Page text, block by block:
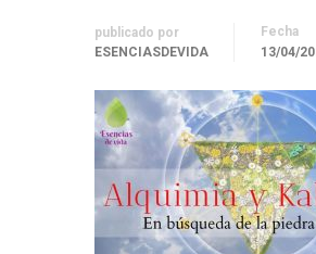
publicado por
ESENCIASDEVIDA
Fecha
13/04/